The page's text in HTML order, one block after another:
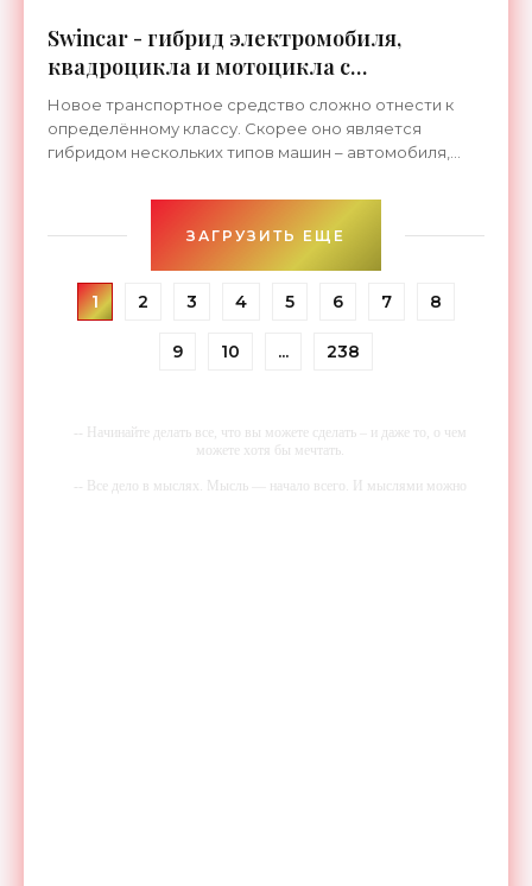
Swincar - гибрид электромобиля,
квадроцикла и мотоцикла с
уникальной проходимостью -
«Транспорт»
Новое транспортное средство сложно отнести к
определённому классу. Скорее оно является
гибридом нескольких типов машин – автомобиля,
представляет собой
ЗАГРУЗИТЬ ЕЩЕ
1 2 3 4 5 6 7 8
9 10 ... 238
-- Начинайте делать все, что вы можете сделать – и даже то, о чем
можете хотя бы мечтать.
-- Все дело в мыслях. Мысль — начало всего. И мыслями можно